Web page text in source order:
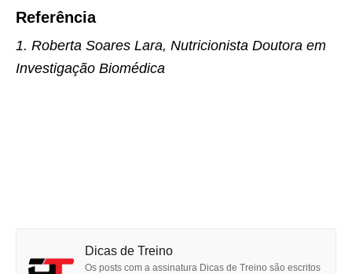
Referência
1. Roberta Soares Lara, Nutricionista Doutora em
Investigação Biomédica
Dicas de Treino
Os posts com a assinatura Dicas de Treino são escritos